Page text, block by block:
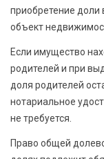
приобретение доли
объект
Если имущество
родителей и при
доля родителей
нотариальное
не требуется.
Право общей